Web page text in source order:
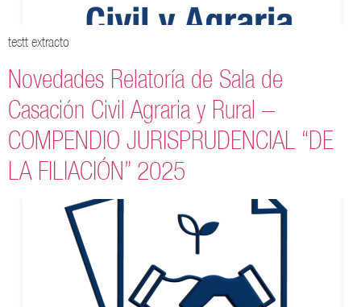
testt extracto
Novedades Relatoría de Sala de
Casación Civil Agraria y Rural –
COMPENDIO JURISPRUDENCIAL “DE
LA FILIACIÓN” 2025